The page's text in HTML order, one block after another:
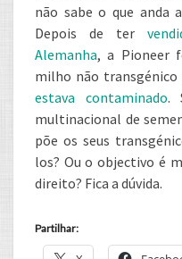
não sabe o que anda
Depois de ter
Alemanha, a Pioneer
milho não
estava contaminado.
multinacional de
põe os seus
los? Ou o objectivo é
direito? Fica a dúvida.
Partilhar: